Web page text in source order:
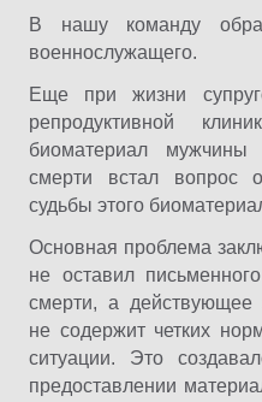
В нашу команду
военнослужащего.
Еще при жизни
репродуктивной
биоматериал
смерти встал вопрос
судьбы этого
Основная проблема
не оставил
смерти, а действующее
не содержит четких
ситуации. Это
предоставлении